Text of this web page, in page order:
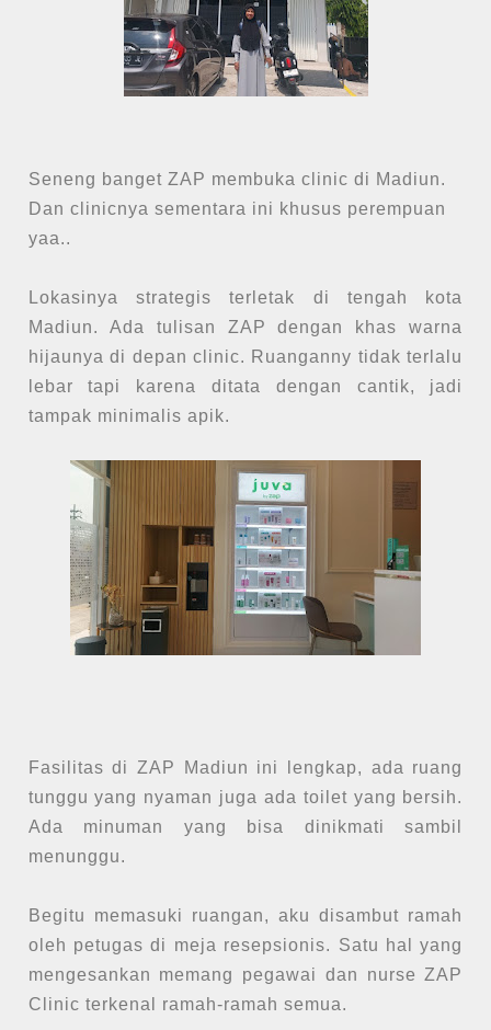
Seneng banget ZAP membuka clinic di Madiun.
Dan clinicnya sementara ini khusus perempuan
yaa..
Lokasinya strategis terletak di tengah kota
Madiun. Ada tulisan ZAP dengan khas warna
hijaunya di depan clinic. Ruanganny tidak terlalu
lebar tapi karena ditata dengan cantik, jadi
tampak minimalis apik.
Fasilitas di ZAP Madiun ini lengkap, ada ruang
tunggu yang nyaman juga ada toilet yang bersih.
Ada minuman yang bisa dinikmati sambil
menunggu.
Begitu memasuki ruangan, aku disambut ramah
oleh petugas di meja resepsionis. Satu hal yang
mengesankan memang pegawai dan nurse ZAP
Clinic terkenal ramah-ramah semua.